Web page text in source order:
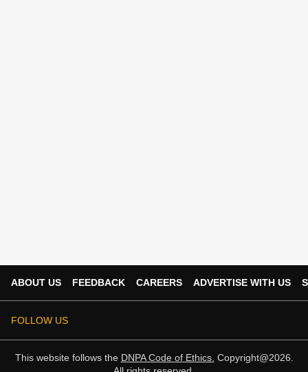
ABOUT US FEEDBACK CAREERS ADVERTISE WITH US
FOLLOW US
This website follows the DNPA Code of Ethics. Copyright@2026.